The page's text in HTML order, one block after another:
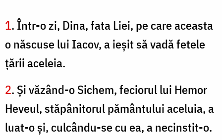
1. Într-o zi, Dina, fata Liei, pe care aceasta
o născuse lui Iacov, a ieşit să vadă fetele
ţării aceleia.
2. Şi văzând-o Sichem, feciorul lui Hemor
Heveul, stăpânitorul pământului aceluia, a
luat-o şi, culcându-se cu ea, a necinstit-o.